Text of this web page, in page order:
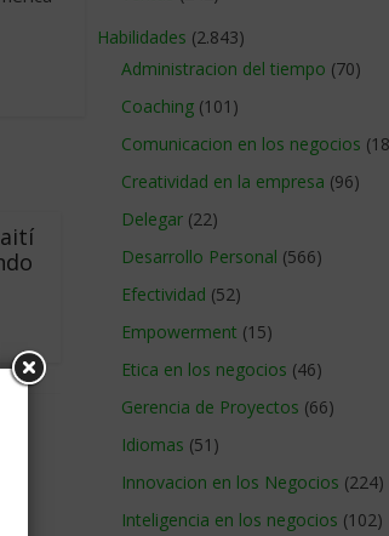
Habilidades (2.843)
Administracion del tiempo (70)
Coaching (101)
Comunicacion en los negocios
Creatividad en la empresa (96)
Delegar (22)
Desarrollo Personal (566)
Efectividad (52)
Empowerment (15)
Etica en los negocios (46)
Gerencia de Proyectos (66)
Idiomas (51)
Innovacion en los Negocios (224)
Inteligencia en los negocios (102)